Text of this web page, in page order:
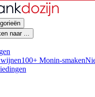
naar ...
100+ Monin-smaken